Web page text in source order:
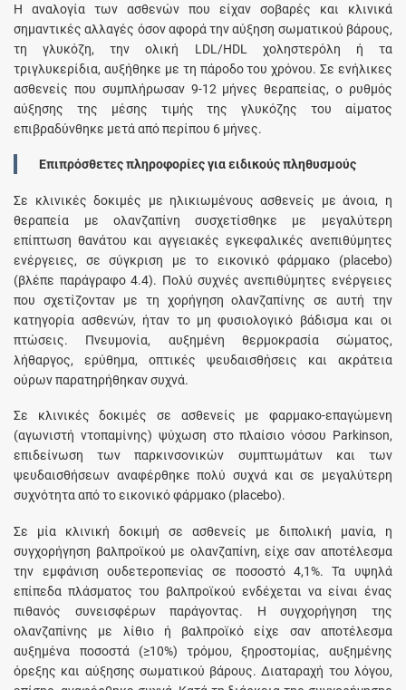
Η αναλογία των ασθενών που είχαν σοβαρές και κλινικά
σημαντικές αλλαγές όσον αφορά την αύξηση σωματικού βάρους,
τη γλυκόζη, την ολική LDL/HDL χοληστερόλη ή τα
τριγλυκερίδια, αυξήθηκε με τη πάροδο του χρόνου. Σε ενήλικες
ασθενείς που συμπλήρωσαν 9-12 μήνες θεραπείας, ο ρυθμός
αύξησης της μέσης τιμής της γλυκόζης του αίματος
επιβραδύνθηκε μετά από περίπου 6 μήνες.
Επιπρόσθετες πληροφορίες για ειδικούς πληθυσμούς
Σε κλινικές δοκιμές με ηλικιωμένους ασθενείς με άνοια, η
θεραπεία με ολανζαπίνη συσχετίσθηκε με μεγαλύτερη
επίπτωση θανάτου και αγγειακές εγκεφαλικές ανεπιθύμητες
ενέργειες, σε σύγκριση με το εικονικό φάρμακο (placebo)
(βλέπε παράγραφο 4.4). Πολύ συχνές ανεπιθύμητες ενέργειες
που σχετίζονταν με τη χορήγηση ολανζαπίνης σε αυτή την
κατηγορία ασθενών, ήταν το μη φυσιολογικό βάδισμα και οι
πτώσεις. Πνευμονία, αυξημένη θερμοκρασία σώματος,
λήθαργος, ερύθημα, οπτικές ψευδαισθήσεις και ακράτεια
ούρων παρατηρήθηκαν συχνά.
Σε κλινικές δοκιμές σε ασθενείς με φαρμακο-επαγώμενη
(αγωνιστή ντοπαμίνης) ψύχωση στο πλαίσιο νόσου Parkinson,
επιδείνωση των παρκινσονικών συμπτωμάτων και των
ψευδαισθήσεων αναφέρθηκε πολύ συχνά και σε μεγαλύτερη
συχνότητα από το εικονικό φάρμακο (placebo).
Σε μία κλινική δοκιμή σε ασθενείς με διπολική μανία, η
συγχορήγηση βαλπροϊκού με ολανζαπίνη, είχε σαν αποτέλεσμα
την εμφάνιση ουδετεροπενίας σε ποσοστό 4,1%. Τα υψηλά
επίπεδα πλάσματος του βαλπροϊκού ενδέχεται να είναι ένας
πιθανός συνεισφέρων παράγοντας. Η συγχορήγηση της
ολανζαπίνης με λίθιο ή βαλπροϊκό είχε σαν αποτέλεσμα
αυξημένα ποσοστά (≥10%) τρόμου, ξηροστομίας, αυξημένης
όρεξης και αύξησης σωματικού βάρους. Διαταραχή του λόγου,